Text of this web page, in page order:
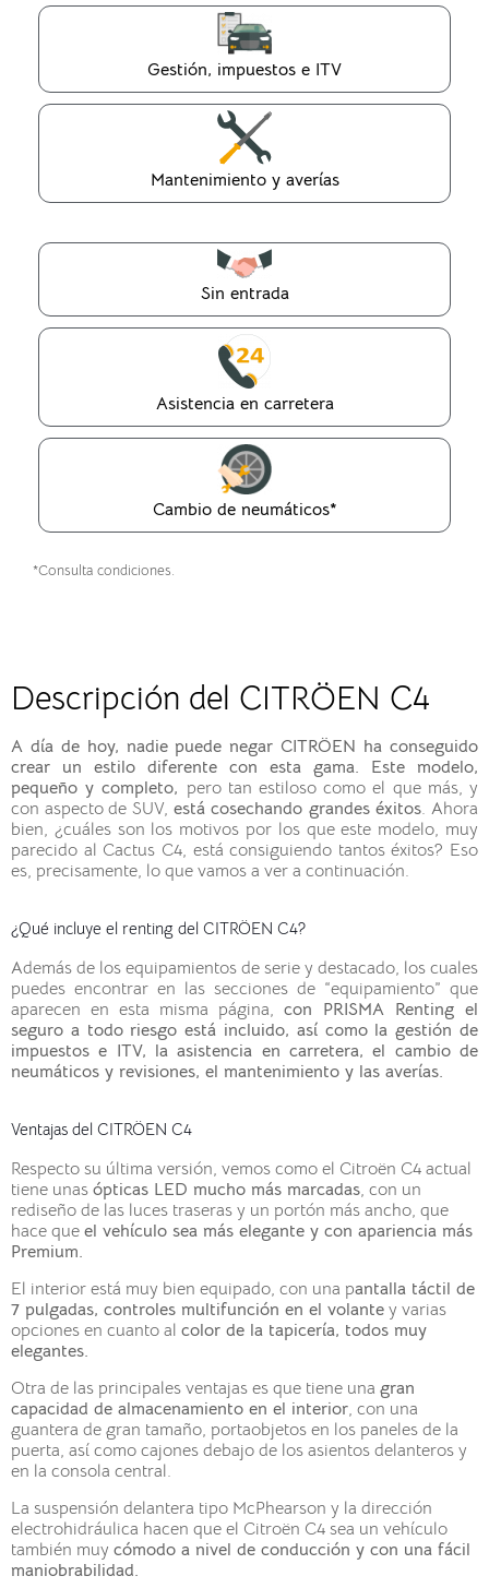
Gestión, impuestos e ITV
Mantenimiento y averías
Sin entrada
Asistencia en carretera
Cambio de neumáticos*
*Consulta condiciones.
Descripción del CITRÖEN C4
A día de hoy, nadie puede negar CITRÖEN ha conseguido
crear un estilo diferente con esta gama. Este modelo,
pequeño y completo, pero tan estiloso como el que más, y
con aspecto de SUV, está cosechando grandes éxitos. Ahora
bien, ¿cuáles son los motivos por los que este modelo, muy
parecido al Cactus C4, está consiguiendo tantos éxitos? Eso
es, precisamente, lo que vamos a ver a continuación.
¿Qué incluye el renting del CITRÖEN C4?
Además de los equipamientos de serie y destacado, los cuales
puedes encontrar en las secciones de “equipamiento” que
aparecen en esta misma página, con PRISMA Renting el
seguro a todo riesgo está incluido, así como la gestión de
impuestos e ITV, la asistencia en carretera, el cambio de
neumáticos y revisiones, el mantenimiento y las averías.
Ventajas del CITRÖEN C4
Respecto su última versión, vemos como el Citroën C4 actual
tiene unas ópticas LED mucho más marcadas, con un
rediseño de las luces traseras y un portón más ancho, que
hace que el vehículo sea más elegante y con apariencia más
Premium.
El interior está muy bien equipado, con una pantalla táctil de
7 pulgadas, controles multifunción en el volante y varias
opciones en cuanto al color de la tapicería, todos muy
elegantes.
Otra de las principales ventajas es que tiene una gran
capacidad de almacenamiento en el interior, con una
guantera de gran tamaño, portaobjetos en los paneles de la
puerta, así como cajones debajo de los asientos delanteros y
en la consola central.
La suspensión delantera tipo McPhearson y la dirección
electrohidráulica hacen que el Citroën C4 sea un vehículo
también muy cómodo a nivel de conducción y con una fácil
maniobrabilidad.